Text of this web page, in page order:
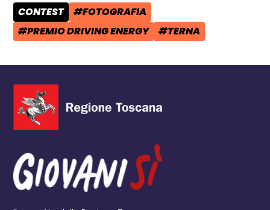
CATEGORIA POST:
CONTEST TAG:
#FOTOGRAFIA
TAG:
#PREMIO DRIVING ENERGY TAG:
#TERNA